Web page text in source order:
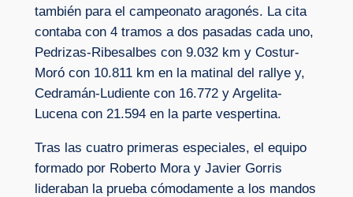
también para el campeonato aragonés. La cita
contaba con 4 tramos a dos pasadas cada uno,
Pedrizas-Ribesalbes con 9.032 km y Costur-
Moró con 10.811 km en la matinal del rallye y,
Cedramán-Ludiente con 16.772 y Argelita-
Lucena con 21.594 en la parte vespertina.
Tras las cuatro primeras especiales, el equipo
formado por Roberto Mora y Javier Gorris
lideraban la prueba cómodamente a los mandos